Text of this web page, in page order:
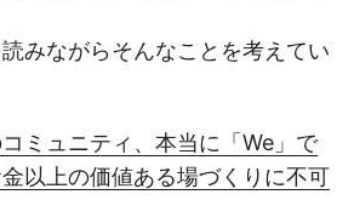
みながらそんなことを考えてい
ミュニティ、本当に「We」で
以上の価値ある場づくりに不可